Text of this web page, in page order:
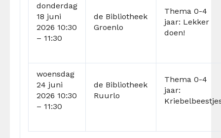
donderdag
18 juni
2026 10:30
– 11:30
de Bibliotheek
Groenlo
Thema 0-4
jaar: Lekker
doen!
woensdag
24 juni
2026 10:30
– 11:30
de Bibliotheek
Ruurlo
Thema 0-4
jaar: